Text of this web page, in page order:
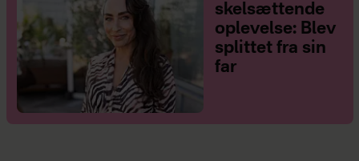
skelsættende
oplevelse: Blev
splittet fra sin
far